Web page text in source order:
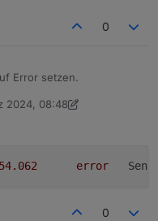
0
Error setzen.
2024, 08:48
54.062 error
0